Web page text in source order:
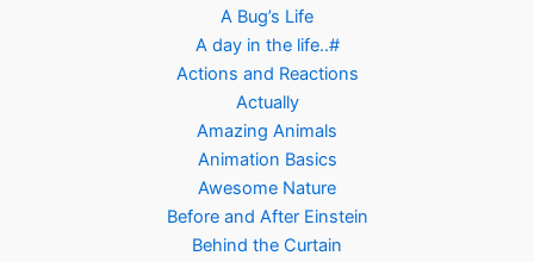
A Bug’s Life
A day in the life..#
Actions and Reactions
Actually
Amazing Animals
Animation Basics
Awesome Nature
Before and After Einstein
Behind the Curtain